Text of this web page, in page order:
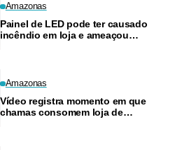
Amazonas
Painel de LED pode ter causado
incêndio em loja e ameaçou
Amazonas
Vídeo registra momento em que
chamas consomem loja de